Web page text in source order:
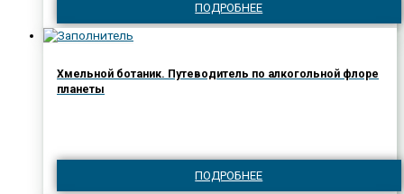
ПОДРОБНЕЕ
Хмельной ботаник. Путеводитель по алкогольной флоре
планеты
ПОДРОБНЕЕ